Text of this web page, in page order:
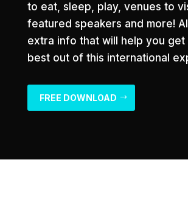
to eat, sleep, play, venues to
featured speakers and more!
extra info that will help you get
best out of this international
FREE DOWNLOAD